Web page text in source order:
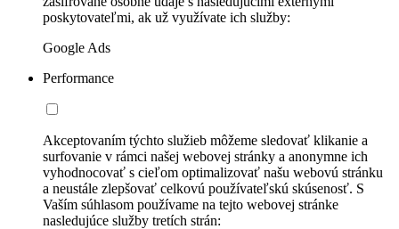
poskytovateľmi, ak už využívate ich služby:
Google Ads
Performance
Akceptovaním týchto služieb môžeme sledovať klikanie a
surfovanie v rámci našej webovej stránky a anonymne ich
vyhodnocovať s cieľom optimalizovať našu webovú stránku
a neustále zlepšovať celkovú používateľskú skúsenosť. S
Vaším súhlasom používame na tejto webovej stránke
nasledujúce služby tretích strán: